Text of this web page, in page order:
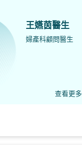
王嬿茵醫生
婦產科顧問醫生
查看更多